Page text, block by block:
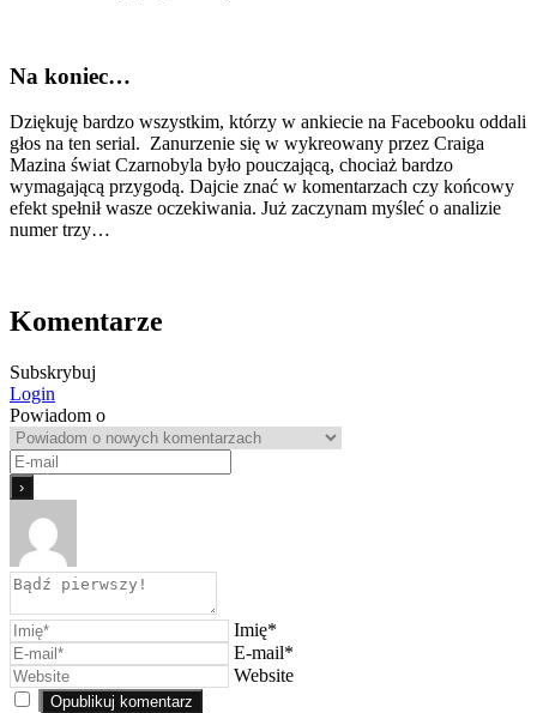
Na koniec…
Dziękuję bardzo wszystkim, którzy w ankiecie na Facebooku oddali
głos na ten serial. Zanurzenie się w wykreowany przez Craiga
Mazina świat Czarnobyla było pouczającą, chociaż bardzo
wymagającą przygodą. Dajcie znać w komentarzach czy końcowy
efekt spełnił wasze oczekiwania. Już zaczynam myśleć o analizie
numer trzy…
Komentarze
Subskrybuj
Login
Powiadom o
Imię*
E-mail*
Website